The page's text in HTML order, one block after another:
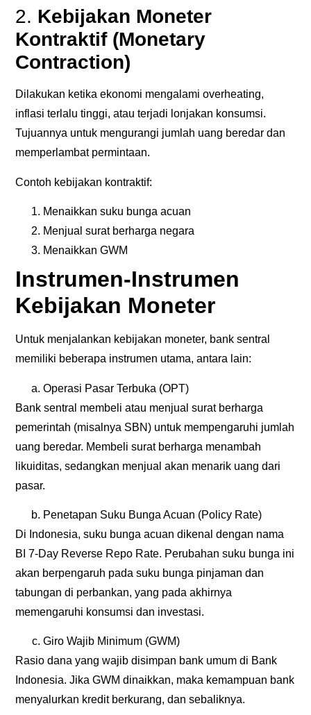
2. Kebijakan Moneter
Kontraktif (Monetary
Contraction)
Dilakukan ketika ekonomi mengalami overheating,
inflasi terlalu tinggi, atau terjadi lonjakan konsumsi.
Tujuannya untuk mengurangi jumlah uang beredar dan
memperlambat permintaan.
Contoh kebijakan kontraktif:
Menaikkan suku bunga acuan
Menjual surat berharga negara
Menaikkan GWM
Instrumen-Instrumen
Kebijakan Moneter
Untuk menjalankan kebijakan moneter, bank sentral
memiliki beberapa instrumen utama, antara lain:
Operasi Pasar Terbuka (OPT)
Bank sentral membeli atau menjual surat berharga
pemerintah (misalnya SBN) untuk mempengaruhi jumlah
uang beredar. Membeli surat berharga menambah
likuiditas, sedangkan menjual akan menarik uang dari
pasar.
Penetapan Suku Bunga Acuan (Policy Rate)
Di Indonesia, suku bunga acuan dikenal dengan nama
BI 7-Day Reverse Repo Rate. Perubahan suku bunga ini
akan berpengaruh pada suku bunga pinjaman dan
tabungan di perbankan, yang pada akhirnya
memengaruhi konsumsi dan investasi.
Giro Wajib Minimum (GWM)
Rasio dana yang wajib disimpan bank umum di Bank
Indonesia. Jika GWM dinaikkan, maka kemampuan bank
menyalurkan kredit berkurang, dan sebaliknya.